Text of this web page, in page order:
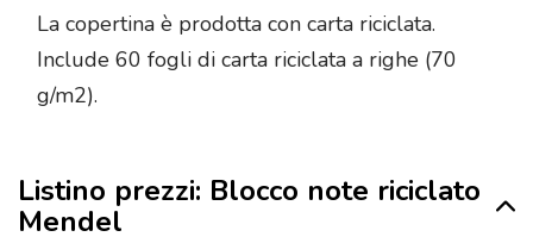
La copertina è prodotta con carta riciclata.
Include 60 fogli di carta riciclata a righe (70
g/m2).
Listino prezzi: Blocco note riciclato
Mendel